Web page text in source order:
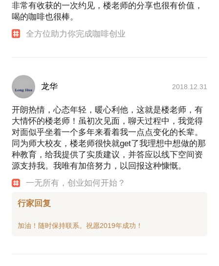
非常有收获的一次约见，楼老师的分享也很有价值，
喝的咖啡也很棒。
全方位助力你完成咖啡创业
龙华 2018.12.31
开朗热情，心态年轻，暖心利他，这就是楼老师，有
大情怀的楼老师！虽初次见面，聊天过程中，我觉得
对面似乎坐着一个多年来看着我一点点变化的长辈。
同为师大校友，楼老师很快就get了我理想中想做的那
种教育，给我提供了实质建议，并答应以线下空间资
源支持我。我唯有加倍努力，以回报这种慷慨。
一无所有，创业如何开始？
行家回复